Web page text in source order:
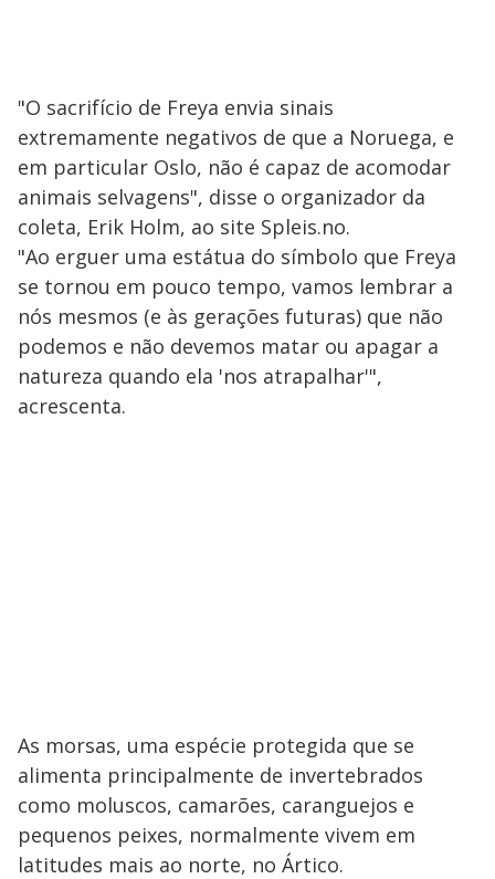
"O sacrifício de Freya envia sinais
extremamente negativos de que a Noruega, e
em particular Oslo, não é capaz de acomodar
animais selvagens", disse o organizador da
coleta, Erik Holm, ao site Spleis.no.
"Ao erguer uma estátua do símbolo que Freya
se tornou em pouco tempo, vamos lembrar a
nós mesmos (e às gerações futuras) que não
podemos e não devemos matar ou apagar a
natureza quando ela 'nos atrapalhar'",
acrescenta.
As morsas, uma espécie protegida que se
alimenta principalmente de invertebrados
como moluscos, camarões, caranguejos e
pequenos peixes, normalmente vivem em
latitudes mais ao norte, no Ártico.